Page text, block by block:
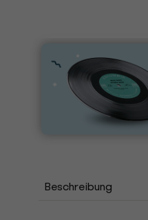
Beschreibung